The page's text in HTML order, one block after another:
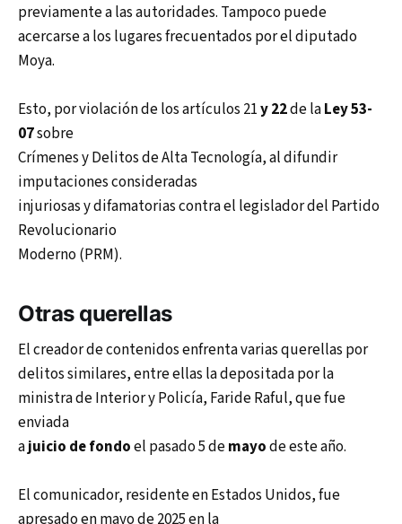
previamente a las autoridades. Tampoco puede
acercarse a los lugares frecuentados por el diputado
Moya.
Esto, por violación de los artículos 21y 22de laLey 53-
07sobre
Crímenes y Delitos de Alta Tecnología, al difundir
imputaciones consideradas
injuriosas y difamatorias contra el legislador del Partido
Revolucionario
Moderno (PRM).
Otras querellas
El creador de contenidos enfrenta varias querellas por
delitos similares, entre ellas la depositada por la
ministra de Interior y Policía, Faride Raful, que fue
enviada
ajuicio de fondoel pasado 5 demayode este año.
El comunicador, residente en Estados Unidos, fue
apresado en mayo de 2025 en la